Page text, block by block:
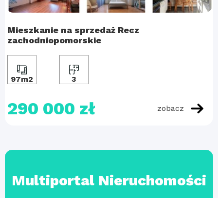
Mieszkanie na sprzedaż Recz
zachodniopomorskie
97m2 3
290 000 zł zobacz
Multiportal Nieruchomości